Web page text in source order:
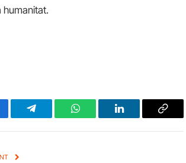
humanitat.
Telegram WhatsAppLinkedIn Copy